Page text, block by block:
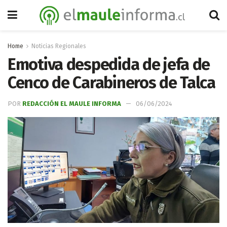
Home Noticias Regionales
Emotiva despedida de jefa de
Cenco de Carabineros de Talca
POR REDACCIÓN EL MAULE INFORMA 06/06/2024